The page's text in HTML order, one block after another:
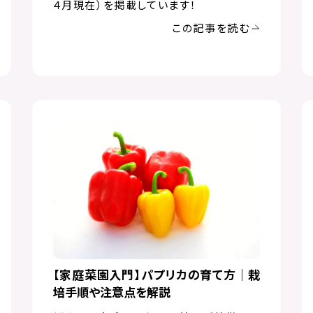
４月現在）を掲載しています！
この記事を読む
【家庭菜園入門】パプリカの育て方｜栽
培手順や注意点を解説